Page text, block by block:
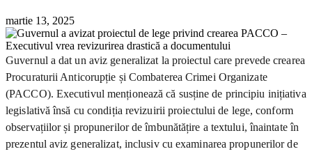
martie 13, 2025
Guvernul a dat un aviz generalizat la proiectul care prevede crearea
Procuraturii Anticorupție și Combaterea Crimei Organizate
(PACCO). Executivul menționează că susține de principiu inițiativa
legislativă însă cu condiția revizuirii proiectului de lege, conform
observațiilor și propunerilor de îmbunătățire a textului, înaintate în
prezentul aviz generalizat, inclusiv cu examinarea propunerilor de